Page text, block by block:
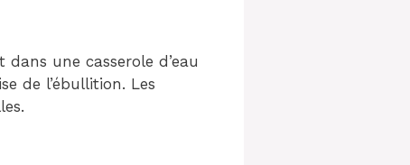
une casserole d’eau
de l’ébullition. Les